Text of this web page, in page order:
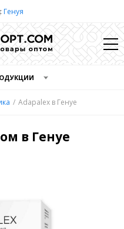
Генуя
Adapalex в Генуе
в Генуе